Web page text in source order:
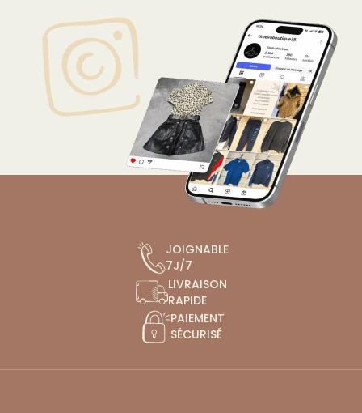
JOIGNABLE
7J/7
LIVRAISON
RAPIDE
PAIEMENT
SÉCURISÉ